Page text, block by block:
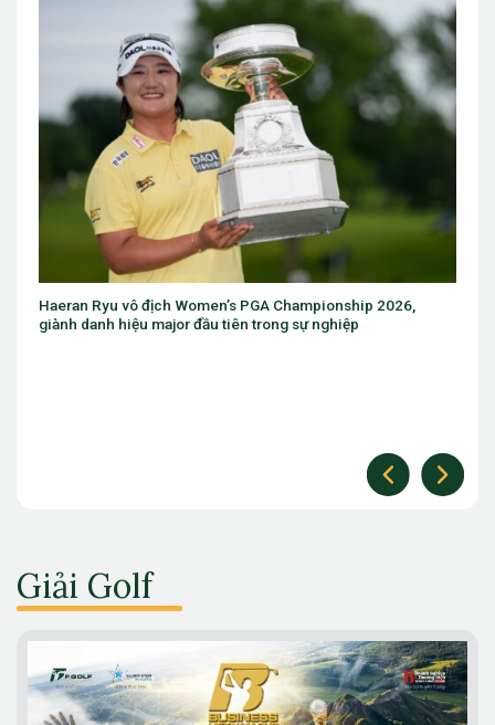
Eugenio Chacarra thắng bùng nổ tại Italian Open, giành vé dự
The Open
Giải Golf